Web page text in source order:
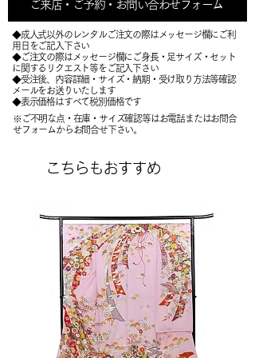
ご来店・ご予約・お問い合わせフォーム
◆成人式以外のレンタルご注文の際はメッセージ欄にご利
用日をご記入下さい
◆ご注文の際はメッセージ欄にご身長・足サイズ・セット
に関するリクエスト等をご記入下さい
​◆受注後、内容詳細・サイズ・納期・受け取り方法等確認
メールをお送りいたします
​◆表示価格はすべて税別価格です
※ご不明な点・在庫・サイズ確認等はお電話またはお問合
せフォームからお問合せ下さい。
こちらもおすすめ